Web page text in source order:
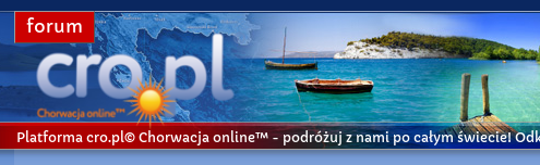
forum
Platforma cro.pl© Chorwacja online™ - podróżuj z nami po całym świecie!